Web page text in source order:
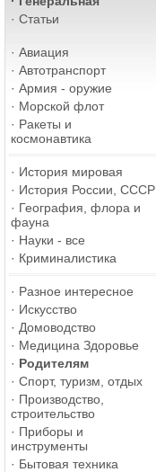
· Статьи
· Авиация
· Автотранспорт
· Армия - оружие
· Морской флот
· Ракеты и
космонавтика
· История мировая
· История России, СССР
· География, флора и
фауна
· Науки - все
· Криминалистика
· Разное интересное
· Искусство
· Домоводство
· Медицина Здоровье
· Родителям
· Спорт, туризм, отдых
· Производство,
строительство
· Приборы и
инструменты
· Бытовая техника